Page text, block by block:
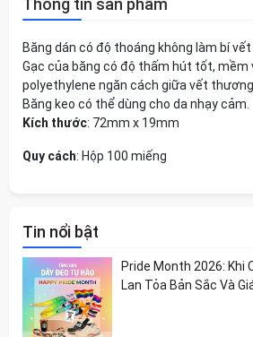
Thông tin sản phẩm
Băng dán có độ thoáng không làm bí
Gạc của băng có độ thấm hút tốt, mềm
polyethylene ngăn cách giữa vết
Băng keo có thể dùng cho da nhạy cảm.
Kích thước: 72mm x 19mm
Quy cách: Hộp 100 miếng
Tin nổi bật
Pride Month 2026: Khi
Lan Tỏa Bản Sắc Và